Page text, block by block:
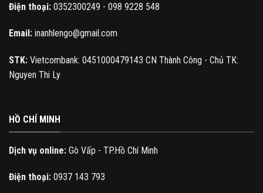
Điện thoại: 0352300249 - 098 9228 548
Email: inanhlengo@gmail.com
STK: Vietcombank: 0451000479143 CN Thành Công - Chủ TK:
Nguyen Thi Ly
HỒ CHÍ MINH
Dịch vụ online: Gò Vấp - TP.Hồ Chí Minh
Điện thoại: 0937 143 793